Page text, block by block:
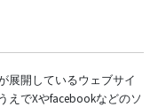
展開しているウェブサイ
えでXやfacebookなどのソ